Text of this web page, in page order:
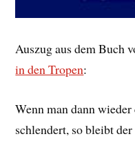
Auszug aus dem Buch
in den Tropen:
Wenn man dann
schlendert, so bleibt